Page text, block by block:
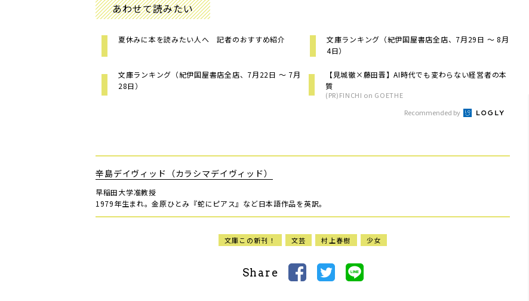
あわせて読みたい
夏休みに本を読みたい人へ 記者のおすすめ紹介
文庫ランキング（紀伊国屋書店全店、7月29日 ～ 8月
4日）
文庫ランキング（紀伊国屋書店全店、7月22日 ～ 7月
28日）
【見城徹×藤田晋】AI時代でも変わらない経営者の本
質
(PR)FINCHI on GOETHE
Recommended by
辛島デイヴィッド（カラシマデイヴィッド）
早稲田大学准教授
1979年生まれ。金原ひとみ『蛇にピアス』など日本語作品を英訳。
文庫この新刊！ 文芸 村上春樹 少女
Share